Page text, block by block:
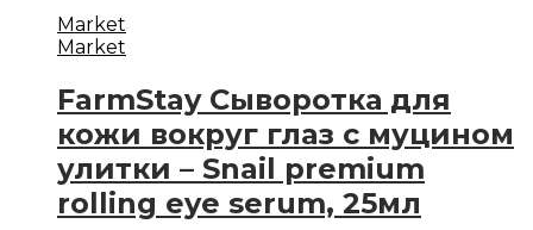
Market
Market
FarmStay Cыворотка для
кожи вокруг глаз с муцином
улитки – Snail premium
rolling eye serum, 25мл